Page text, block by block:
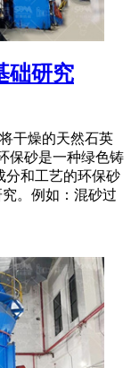
础研究
干燥的天然石英
保砂是一种绿色铸
分和工艺的环保砂
。例如：混砂过